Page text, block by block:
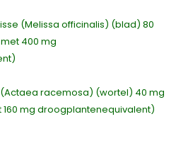
(Melissa officinalis) (blad) 80
400 mg
racemosa) (wortel) 40 mg
mg droogplantenequivalent)